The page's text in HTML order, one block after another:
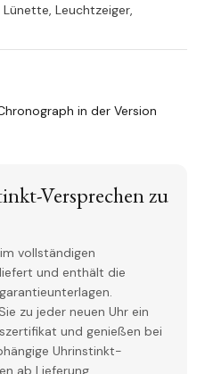
Leuchtzeiger,
in der Version
Versprechen zu
vollständigen
und enthält die
zu jeder neuen Uhr ein
und genießen bei
Uhrinstinkt-
ab Lieferung.